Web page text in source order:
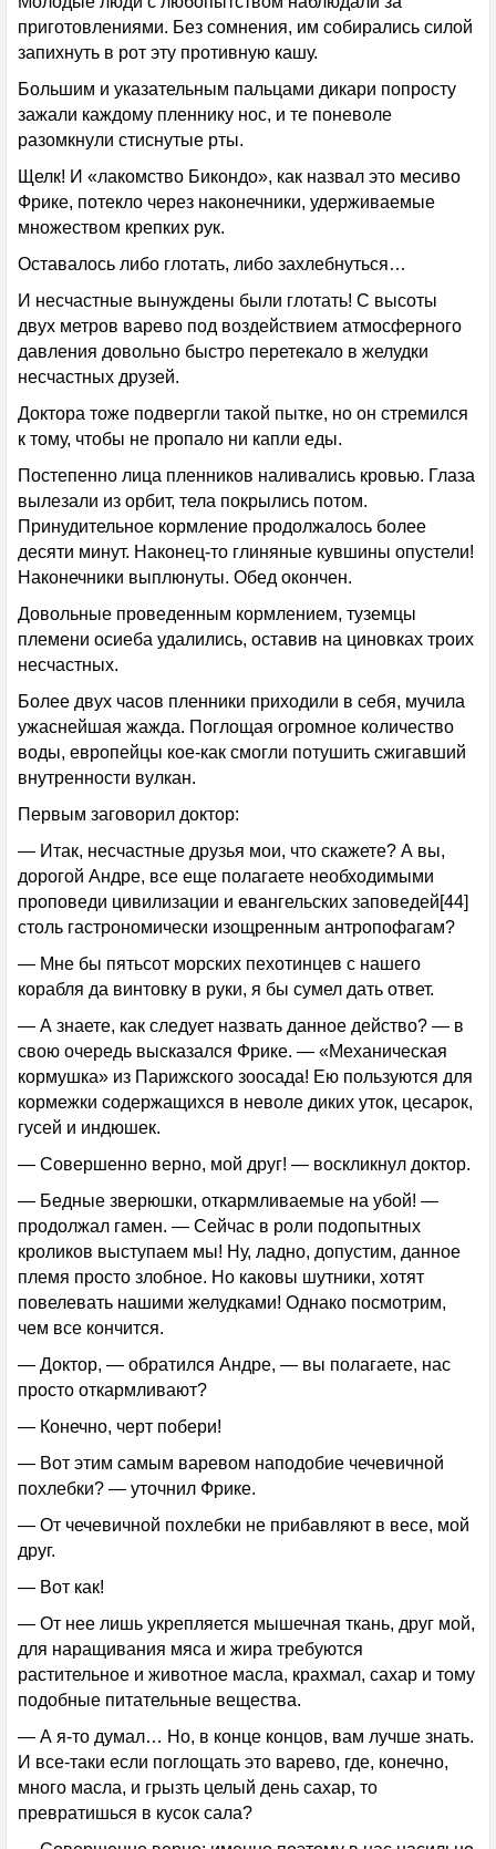
приготовлениями. Без сомнения, им собирались силой
запихнуть в рот эту противную кашу.
Большим и указательным пальцами дикари попросту
зажали каждому пленнику нос, и те поневоле
разомкнули стиснутые рты.
Щелк! И «лакомство Бикондо», как назвал это месиво
Фрике, потекло через наконечники, удерживаемые
множеством крепких рук.
Оставалось либо глотать, либо захлебнуться…
И несчастные вынуждены были глотать! С высоты
двух метров варево под воздействием атмосферного
давления довольно быстро перетекало в желудки
несчастных друзей.
Доктора тоже подвергли такой пытке, но он стремился
к тому, чтобы не пропало ни капли еды.
Постепенно лица пленников наливались кровью. Глаза
вылезали из орбит, тела покрылись потом.
Принудительное кормление продолжалось более
десяти минут. Наконец-то глиняные кувшины опустели!
Наконечники выплюнуты. Обед окончен.
Довольные проведенным кормлением, туземцы
племени осиеба удалились, оставив на циновках троих
несчастных.
Более двух часов пленники приходили в себя, мучила
ужаснейшая жажда. Поглощая огромное количество
воды, европейцы кое-как смогли потушить сжигавший
внутренности вулкан.
Первым заговорил доктор:
— Итак, несчастные друзья мои, что скажете? А вы,
дорогой Андре, все еще полагаете необходимыми
проповеди цивилизации и евангельских заповедей[44]
столь гастрономически изощренным антропофагам?
— Мне бы пятьсот морских пехотинцев с нашего
корабля да винтовку в руки, я бы сумел дать ответ.
— А знаете, как следует назвать данное действо? — в
свою очередь высказался Фрике. — «Механическая
кормушка» из Парижского зоосада! Ею пользуются для
кормежки содержащихся в неволе диких уток, цесарок,
гусей и индюшек.
— Совершенно верно, мой друг! — воскликнул доктор.
— Бедные зверюшки, откармливаемые на убой! —
продолжал гамен. — Сейчас в роли подопытных
кроликов выступаем мы! Ну, ладно, допустим, данное
племя просто злобное. Но каковы шутники, хотят
повелевать нашими желудками! Однако посмотрим,
чем все кончится.
— Доктор, — обратился Андре, — вы полагаете, нас
просто откармливают?
— Конечно, черт побери!
— Вот этим самым варевом наподобие чечевичной
похлебки? — уточнил Фрике.
— От чечевичной похлебки не прибавляют в весе, мой
друг.
— Вот как!
— От нее лишь укрепляется мышечная ткань, друг мой,
для наращивания мяса и жира требуются
растительное и животное масла, крахмал, сахар и тому
подобные питательные вещества.
— А я-то думал… Но, в конце концов, вам лучше знать.
И все-таки если поглощать это варево, где, конечно,
много масла, и грызть целый день сахар, то
превратишься в кусок сала?